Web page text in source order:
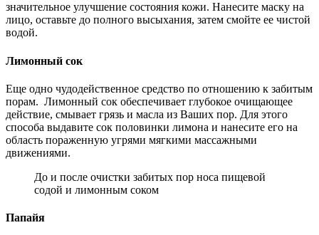
значительное улучшение состояния кожи. Нанесите маску на
лицо, оставьте до полного высыхания, затем смойте ее чистой
водой.
Лимонный сок
Еще одно чудодейственное средство по отношению к забитым
порам. Лимонный сок обеспечивает глубокое очищающее
действие, смывает грязь и масла из Ваших пор. Для этого
способа выдавите сок половинки лимона и нанесите его на
область пораженную угрями мягкими массажными
движениями.
До и после очистки забитых пор носа пищевой
содой и лимонным соком
Папайя